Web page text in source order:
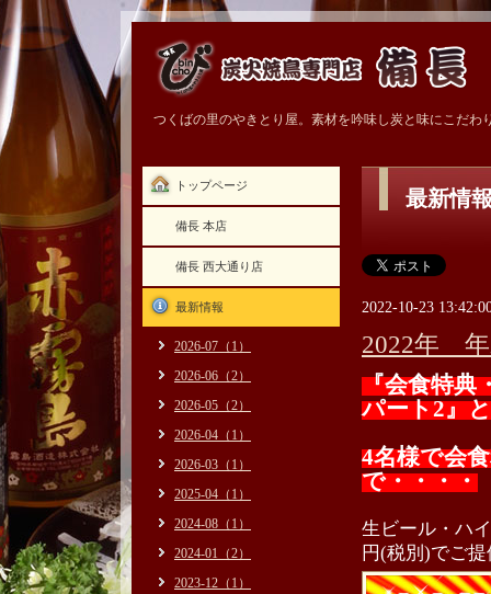
つくばの里のやきとり屋。素材を吟味し炭と味にこだわ
最新情
2022-10-23
2022年 年
『会食特典
パート2』
4名様で会
で・・・・
生ビール・ハ
円(税別)でご
トップページ
備長 本店
備長 西大通り店
最新情報
2026-07（1）
2026-06（2）
2026-05（2）
2026-04（1）
2026-03（1）
2025-04（1）
2024-08（1）
2024-01（2）
2023-12（1）